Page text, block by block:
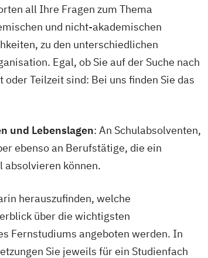
all Ihre Fragen zum Thema
und nicht-akademischen
zu den unterschiedlichen
Egal, ob Sie auf der Suche nach
Teilzeit sind: Bei uns finden Sie das
und Lebenslagen: An Schulabsolventen,
ebenso an Berufstätige, die ein
können.
herauszufinden, welche
über die wichtigsten
Fernstudiums angeboten werden. In
Sie jeweils für ein Studienfach